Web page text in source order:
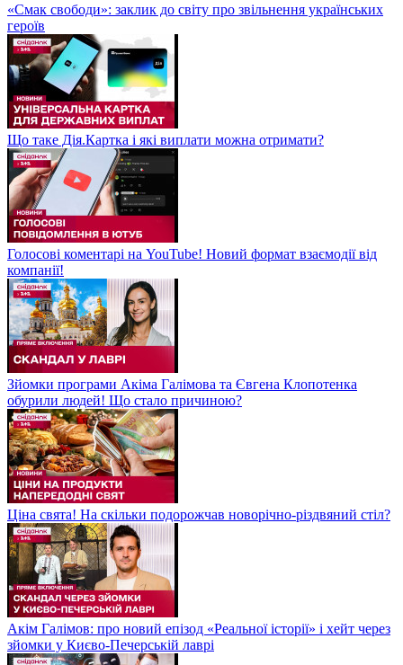
«Смак свободи»: заклик до світу про звільнення українських
героїв
Що таке Дія.Картка і які виплати можна отримати?
Голосові коментарі на YouTube! Новий формат взаємодії від
компанії!
Зйомки програми Акіма Галімова та Євгена Клопотенка
обурили людей! Що стало причиною?
Ціна свята! На скільки подорожчав новорічно-різдвяний стіл?
Акім Галімов: про новий епізод «Реальної історії» і хейт через
зйомки у Києво-Печерській лаврі